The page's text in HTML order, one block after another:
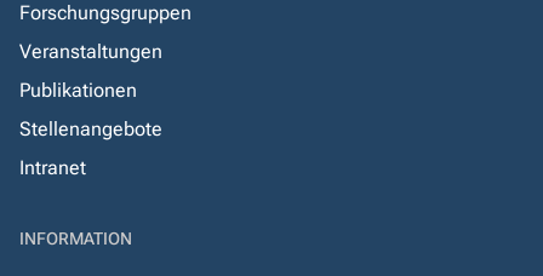
Forschungsgruppen
Veranstaltungen
Publikationen
Stellenangebote
Intranet
INFORMATION